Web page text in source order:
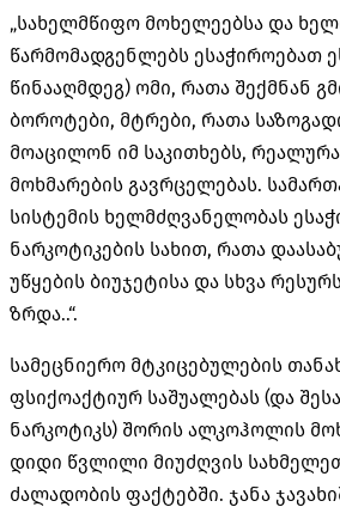
„სახელმწიფო მოხელეებსა და
წარმომადგენლებს ესაჭიროებათ
წინააღმდეგ) ომი, რათა შექმნან
ბოროტები, მტრები, რათა
მოაცილონ იმ საკითხებს,
მოხმარების გავრცელებას.
სისტემის ხელმძღვანელობას
ნარკოტიკების სახით, რათა
უწყების ბიუჯეტისა და სხვა
ზრდა..“.
სამეცნიერო მტკიცებულების
ფსიქოაქტიურ საშუალებას (და
ნარკოტიკს) შორის ალკოჰოლის
დიდი წვლილი მიუძღვის
ძალადობის ფაქტებში. ჯანა